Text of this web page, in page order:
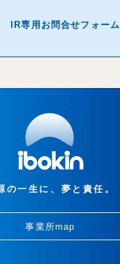
IR専用お問合せフォーム
の一生に、夢と責任。
事業所map